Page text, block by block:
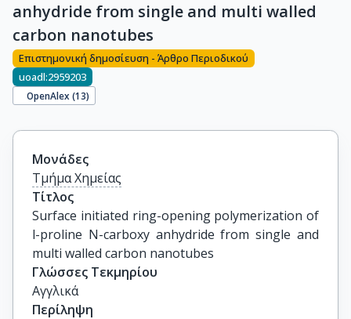
anhydride from single and multi walled
carbon nanotubes
Επιστημονική δημοσίευση - Άρθρο Περιοδικού
uoadl:2959203
OpenAlex (13)
Μονάδες
Τμήμα Χημείας
Τίτλος
Surface initiated ring-opening polymerization of
l-proline N-carboxy anhydride from single and
multi walled carbon nanotubes
Γλώσσες Τεκμηρίου
Αγγλικά
Περίληψη